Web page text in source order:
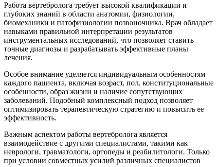
Работа вертебролога требует высокой квалификации и
глубоких знаний в области анатомии, физиологии,
биомеханики и патофизиологии позвоночника. Врач обладает
навыками правильной интерпретации результатов
инструментальных исследований, что позволяет ставить
точные диагнозы и разрабатывать эффективные планы
лечения.
Особое внимание уделяется индивидуальным особенностям
каждого пациента, включая возраст, пол, конституциональные
особенности, образ жизни и наличие сопутствующих
заболеваний. Подобный комплексный подход позволяет
оптимизировать терапевтическую стратегию и повысить ее
эффективность.
Важным аспектом работы вертебролога является
взаимодействие с другими специалистами, такими как
неврологи, травматологи, ортопеды и реабилитологи. Только
при условии совместных усилий различных специалистов